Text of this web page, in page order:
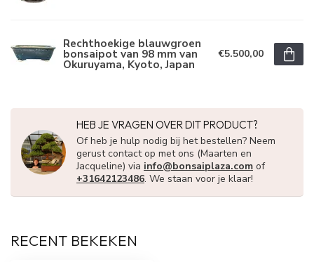
Rechthoekige blauwgroen
bonsaipot van 98 mm van
Okuruyama, Kyoto, Japan
€5.500,00
HEB JE VRAGEN OVER DIT PRODUCT?
Of heb je hulp nodig bij het bestellen? Neem
gerust contact op met ons (Maarten en
Jacqueline) via info@bonsaiplaza.com of
+31642123486. We staan voor je klaar!
RECENT BEKEKEN